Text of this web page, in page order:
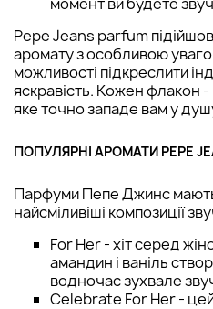
Pepe Jeans parfum
аромату з особливою
можливості підкреслити
яскравість. Кожен флакон
яке точно западе вам у
ПОПУЛЯРНІ АРОМАТИ PEPE
Парфуми Пепе Джинс мають
найсміливіші композиції
For Her - хіт серед
амандин і ваніль
водночас зухвале
Celebrate For Her -